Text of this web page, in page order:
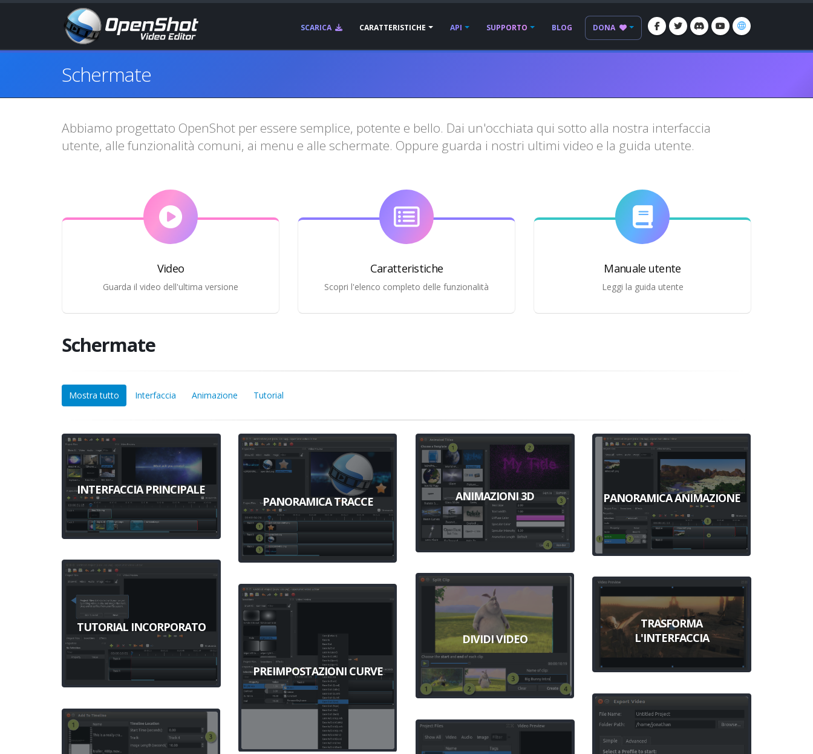
SCARICA CARATTERISTICHE API SUPPORTO BLOG DONA
Schermate
Abbiamo progettato OpenShot per essere semplice, potente e bello. Dai un'occhiata qui sotto alla nostra interfaccia
utente, alle funzionalità comuni, ai menu e alle schermate. Oppure guarda i nostri ultimi video e la guida utente.
Video
Guarda il video dell'ultima versione
Caratteristiche
Scopri l'elenco completo delle funzionalità
Manuale utente
Leggi la guida utente
Schermate
Mostra tutto Interfaccia Animazione Tutorial
INTERFACCIA PRINCIPALE
PANORAMICA TRACCE
ANIMAZIONI 3D PANORAMICA ANIMAZIONE
TUTORIAL INCORPORATO
DIVIDI VIDEO
TRASFORMA
L'INTERFACCIA
PREIMPOSTAZIONI CURVE